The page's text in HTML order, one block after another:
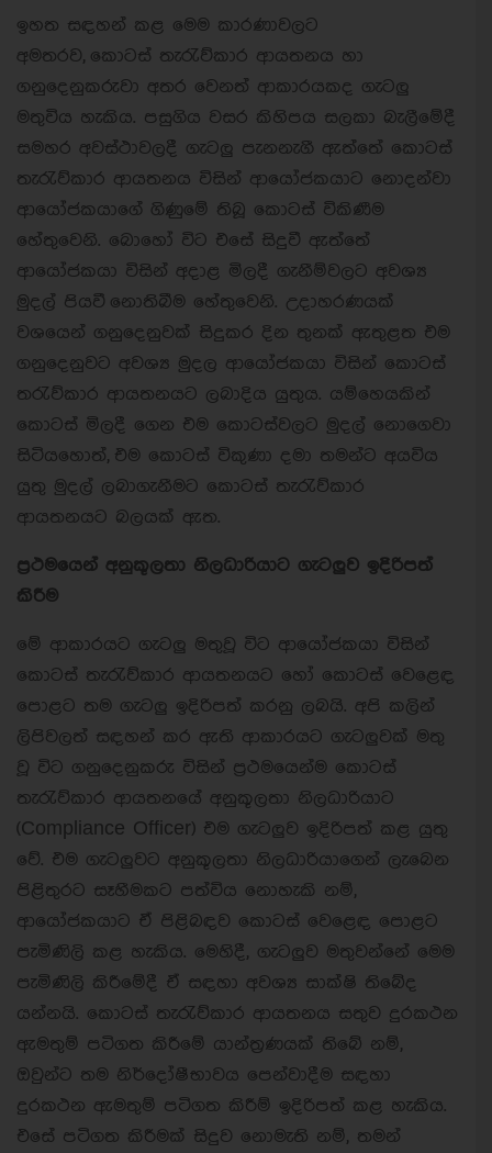
ඉහත සඳහන් කළ මෙම කාරණාවලට
අමතරව, කොටස් තැරැව්කාර ආයතනය හා
ගනුදෙනුකරුවා අතර වෙනත් ආකාරයකද ගැටලු
මතුවිය හැකිය. පසුගිය වසර කිහිපය සලකා බැලීමේදී
සමහර අවස්ථාවලදී ගැටලු පැනනැගී ඇත්තේ කොටස්
තැරැව්කාර ආයතනය විසින් ආයෝජකයාට නොදන්වා
ආයෝජකයාගේ ගිණුමේ තිබූ කොටස් විකිණීම
හේතුවෙනි. බොහෝ විට එසේ සිදුවී ඇත්තේ
ආයෝජකයා විසින් අදාළ මිලදී ගැනීම්වලට අවශ්‍ය
මුදල් පියවී නොතිබීම හේතුවෙනි. උදාහරණයක්
වශයෙන් ගනුදෙනුවක් සිදුකර දින තුනක් ඇතුළත එම
ගනුදෙනුවට අවශ්‍ය මුදල ආයෝජකයා විසින් කොටස්
තරැව්කාර ආයතනයට ලබාදිය යුතුය. යම්හෙයකින්
කොටස් මිලදී ගෙන එම කොටස්වලට මුදල් නොගෙවා
සිටියහොත්, එම කොටස් විකුණා දමා තමන්ට අයවිය
යුතු මුදල් ලබාගැනීමට කොටස් තැරැව්කාර
ආයතනයට බලයක් ඇත.
ප්‍රථමයෙන් අනුකූලතා නිලධාරියාට ගැටලුව ඉදිරිපත්
කිරීම
මේ ආකාරයට ගැටලු මතුවූ විට ආයෝජකයා විසින්
කොටස් තැරැව්කාර ආයතනයට හෝ කොටස් වෙළෙඳ
පොළට තම ගැටලු ඉදිරිපත් කරනු ලබයි. අපි කලින්
ලිපිවලත් සඳහන් කර ඇති ආකාරයට ගැටලුවක් මතු
වූ විට ගනුදෙනුකරු විසින් ප්‍රථමයෙන්ම කොටස්
තැරැව්කාර ආයතනයේ අනුකූලතා නිලධාරියාට
(Compliance Officer) එම ගැටලුව ඉදිරිපත් කළ යුතු
වේ. එම ගැටලුවට අනුකූලතා නිලධාරියාගෙන් ලැබෙන
පිළිතුරට සෑහීමකට පත්විය නොහැකි නම්,
ආයෝජකයාට ඒ පිළිබඳව කොටස් වෙළෙඳ පොළට
පැමිණිලි කළ හැකිය. මෙහිදී, ගැටලුව මතුවන්නේ මෙම
පැමිණිලි කිරීමේදී ඒ සඳහා අවශ්‍ය සාක්ෂි තිබේද
යන්නයි. කොටස් තැරැව්කාර ආයතනය සතුව දුරකථන
ඇමතුම් පටිගත කිරීමේ යාන්ත්‍රණයක් තිබේ නම්,
ඔවුන්ට තම නිර්දෝෂීභාවය පෙන්වාදීම සඳහා
දුරකථන ඇමතුම් පටිගත කිරීම් ඉදිරිපත් කළ හැකිය.
එසේ පටිගත කිරීමක් සිදුව නොමැති නම්, තමන්